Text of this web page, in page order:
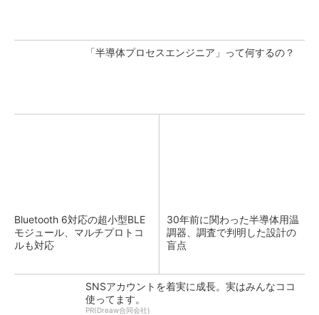
「半導体プロセスエンジニア」って何するの？
Bluetooth 6対応の超小型BLE
モジュール、マルチプロトコ
ルも対応
30年前に関わった半導体用温
調器、調査で判明した設計の
盲点
SNSアカウントを着実に成長。実はみんなココ
使ってます。
PR(Dreaw合同会社)